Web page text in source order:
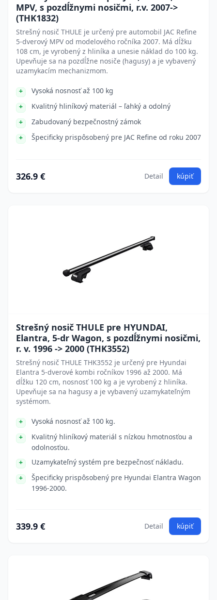
MPV, s pozdĺžnymi nosičmi, r.v. 2007->
(THK1832)
Strešný nosič THULE je určený pre automobil JAC Refine
5-dverový MPV od modelového ročníka 2007. Má dĺžku
108 cm, je vyrobený z hliníka a unesie náklad do 100 kg.
Upevňuje sa na pozdĺžne nosiče (hagusy) a je vybavený
uzamykacím mechanizmom.
Vysoká nosnosť až 100 kg
Kvalitný hliníkový materiál – ľahký a odolný
Zabudovaný bezpečnostný zámok
Špecificky prispôsobený pre JAC Refine od roku 2007
326.9 € Detail kúpiť
Strešný nosič THULE pre HYUNDAI,
Elantra, 5-dr Wagon, s pozdĺžnymi nosičmi,
r. v. 1996 -> 2000 (THK3552)
Strešný nosič THULE THK3552 je určený pre Hyundai
Elantra 5-dverové kombi ročníkov 1996 až 2000. Má
dĺžku 120 cm, nosnosť 100 kg a je vyrobený z hliníka.
Upevňuje sa na hagusy a je vybavený uzamykateľným
systémom.
Vysoká nosnosť až 100 kg.
Kvalitný hliníkový materiál s nízkou hmotnosťou a
odolnosťou.
Uzamykateľný systém pre bezpečnosť nákladu.
Špecificky prispôsobený pre Hyundai Elantra Wagon
1996-2000.
339.9 € Detail kúpiť